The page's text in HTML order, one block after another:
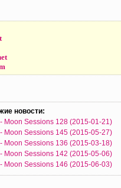
новости:
Moon Sessions 128 (2015-01-21)
Moon Sessions 145 (2015-05-27)
Moon Sessions 136 (2015-03-18)
Moon Sessions 142 (2015-05-06)
Moon Sessions 146 (2015-06-03)